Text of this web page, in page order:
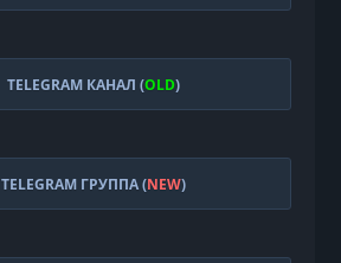
TELEGRAM КАНАЛ (OLD)
TELEGRAM ГРУППА (NEW)